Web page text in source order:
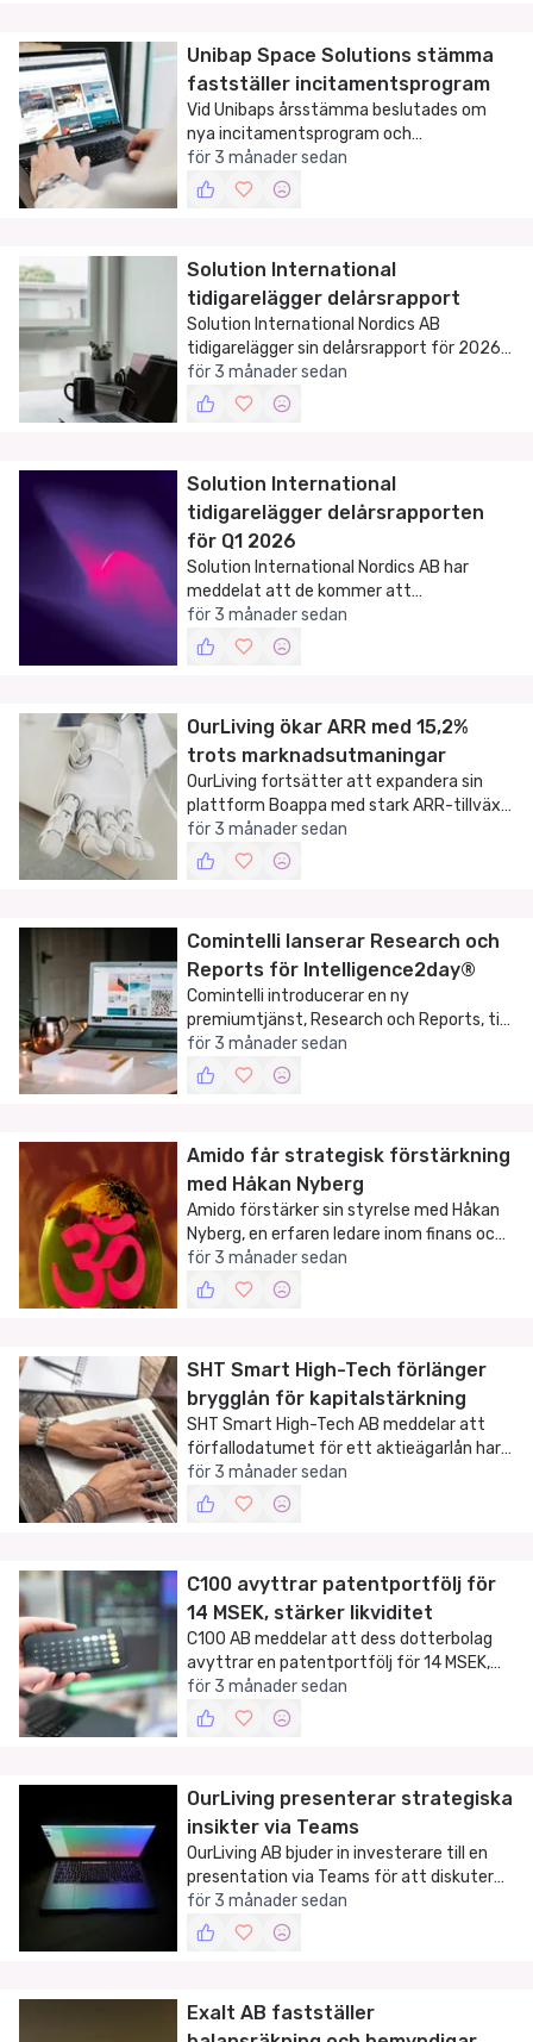
Unibap Space Solutions stämma
fastställer incitamentsprogram
Vid Unibaps årsstämma beslutades om
nya incitamentsprogram och
styrelseomval.
för 3 månader sedan
Solution International
tidigarelägger delårsrapport
Solution International Nordics AB
tidigarelägger sin delårsrapport för 2026,
vilket kan påverka marknadens
förväntningar.
för 3 månader sedan
Solution International
tidigarelägger delårsrapporten
för Q1 2026
Solution International Nordics AB har
meddelat att de kommer att
tidigarelägga offentliggörandet av sin
delårsrapport för första kvartalet 2026.
för 3 månader sedan
OurLiving ökar ARR med 15,2%
trots marknadsutmaningar
OurLiving fortsätter att expandera sin
plattform Boappa med stark ARR-tillväxt
och strategiska satsningar för 2026.
för 3 månader sedan
Comintelli lanserar Research och
Reports för Intelligence2day®
Comintelli introducerar en ny
premiumtjänst, Research och Reports, till
sin Intelligence2day®-plattform för att
förbättra marknads- och
konkurrensanalys.
för 3 månader sedan
Amido får strategisk förstärkning
med Håkan Nyberg
Amido förstärker sin styrelse med Håkan
Nyberg, en erfaren ledare inom finans och
digital transformation.
för 3 månader sedan
SHT Smart High-Tech förlänger
brygglån för kapitalstärkning
SHT Smart High-Tech AB meddelar att
förfallodatumet för ett aktieägarlån har
senarelagts, vilket stärker bolagets
finansiella position under
kommersialiseringsfasen.
för 3 månader sedan
C100 avyttrar patentportfölj för
14 MSEK, stärker likviditet
C100 AB meddelar att dess dotterbolag
avyttrar en patentportfölj för 14 MSEK,
vilket stärker bolagets finansiella position.
för 3 månader sedan
OurLiving presenterar strategiska
insikter via Teams
OurLiving AB bjuder in investerare till en
presentation via Teams för att diskutera
strategiska insikter och framtida planer.
för 3 månader sedan
Exalt AB fastställer